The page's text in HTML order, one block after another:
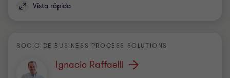
Vista rápida
SOCIO DE BUSINESS PROCESS SOLUTIONS
Ignacio Raffaelli